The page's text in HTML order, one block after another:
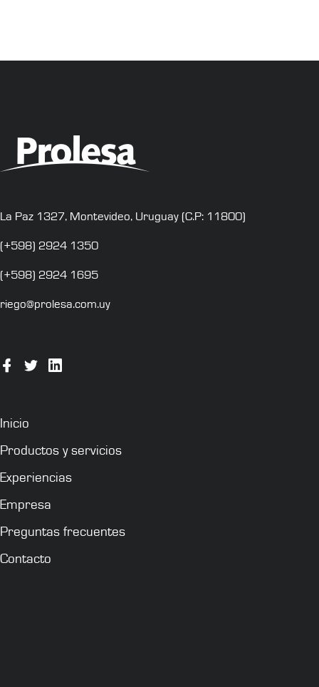
La Paz 1327, Montevideo, Uruguay (C.P: 11800)
(+598) 2924 1350
(+598) 2924 1695
riego@prolesa.com.uy
Inicio
Productos y servicios
Experiencias
Empresa
Preguntas frecuentes
Contacto